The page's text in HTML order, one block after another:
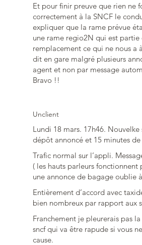
Et pour finir preuve que rien ne
correctement à la SNCF le
expliquer que la rame prévue
une rame regio2N qui est partie
remplacement ce qui ne nous a
dit en gare malgré plusieurs
agent et non par message
Bravo !!
Unclient
Lundi 18 mars. 17h46.
dépôt annoncé et 15 minutes
Trafic normal sur l’appli.
( les hauts parleurs
une annonce de bagage oublie
Entièrement d’accord avec
bien nombreux par rapport aux
Franchement je pleurerais pas
sncf qui va être rapude si vous
cause.